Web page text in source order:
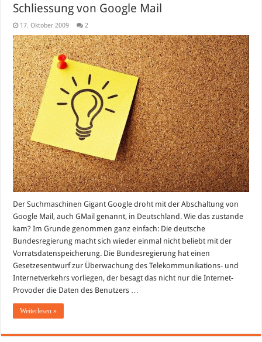
Schliessung von Google Mail
17. Oktober 2009 2
Der Suchmaschinen Gigant Google droht mit der Abschaltung von
Google Mail, auch GMail genannt, in Deutschland. Wie das zustande
kam? Im Grunde genommen ganz einfach: Die deutsche
Bundesregierung macht sich wieder einmal nicht beliebt mit der
Vorratsdatenspeicherung. Die Bundesregierung hat einen
Gesetzesentwurf zur Überwachung des Telekommunikations- und
Internetverkehrs vorliegen, der besagt das nicht nur die Internet-
Provoder die Daten des Benutzers …
Weiterlesen »